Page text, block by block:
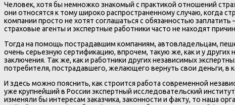
Человек, хотя бы немножко знакомый с практикой отношений
они относятся к тому широко распространенному случаю, когда
компании просто не хотят соглашаться с обязанностью
страховые агенты и экспертные работники часто не находят
Тогда на помощь пострадавшим компаниям, автовладельцам,
очень серьезную сертификацию, впрочем, такую же, как и у
заключения. Так же, как и работники других независимых
потребителя, пострадавшего, желающего вернуть свои деньги, в
И здесь можно пояснить, как строится работа современной
уже крупнейший в России экспертный исследовательский
изменяли бы интересам заказчика, законности и факту, то наша